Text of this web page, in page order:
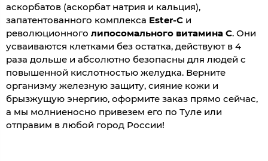
аскорбатов (аскорбат натрия и кальция),
запатентованного комплекса Ester-C и
революционного липосомального витамина C. Они
усваиваются клетками без остатка, действуют в 4
раза дольше и абсолютно безопасны для людей с
повышенной кислотностью желудка. Верните
организму железную защиту, сияние кожи и
брызжущую энергию, оформите заказ прямо сейчас,
а мы молниеносно привезем его по Туле или
отправим в любой город России!